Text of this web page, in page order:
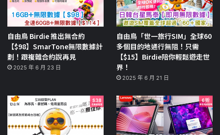
自由鳥 Birdie 推出無合約
【$98】SmarTone無限數據計
劃！跟複雜合約說再見
2025 年 6 月 23 日
自由鳥「世一旅行SIM」全球60
多個目的地通行無阻！只需
【$15】Birdie陪你輕鬆遊走世
界！
2025 年 6 月 21 日